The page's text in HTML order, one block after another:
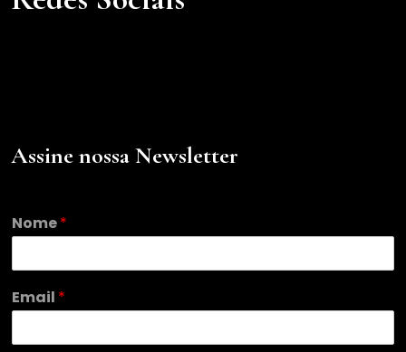
Assine nossa Newsletter
E
m
i
E
a
Nome*
Email *